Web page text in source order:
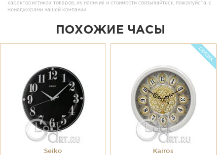
характеристиках товаров, их наличия и стоимости связывайтесь, пожалуйста, с
менеджерами нашей компании.
ПОХОЖИЕ ЧАСЫ
Seiko Kairos